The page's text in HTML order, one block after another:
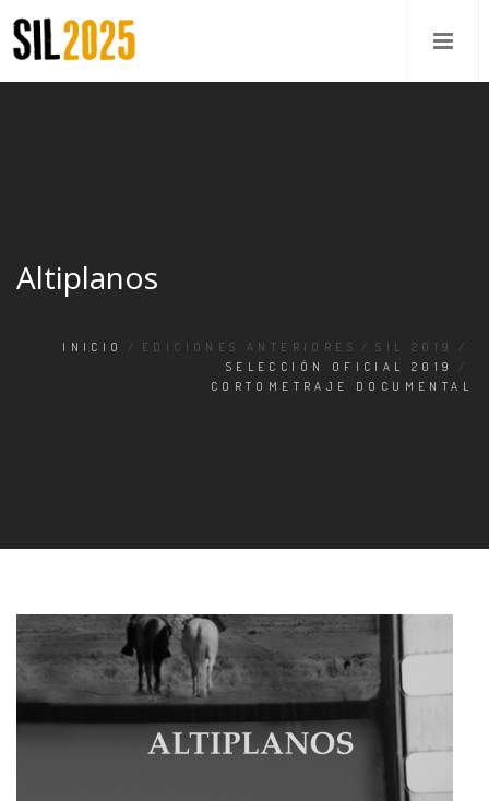
Altiplanos
INICIO / EDICIONES ANTERIORES / SIL 2019
/
SELECCIÓN OFICIAL 2019
/
CORTOMETRAJE DOCUMENTAL